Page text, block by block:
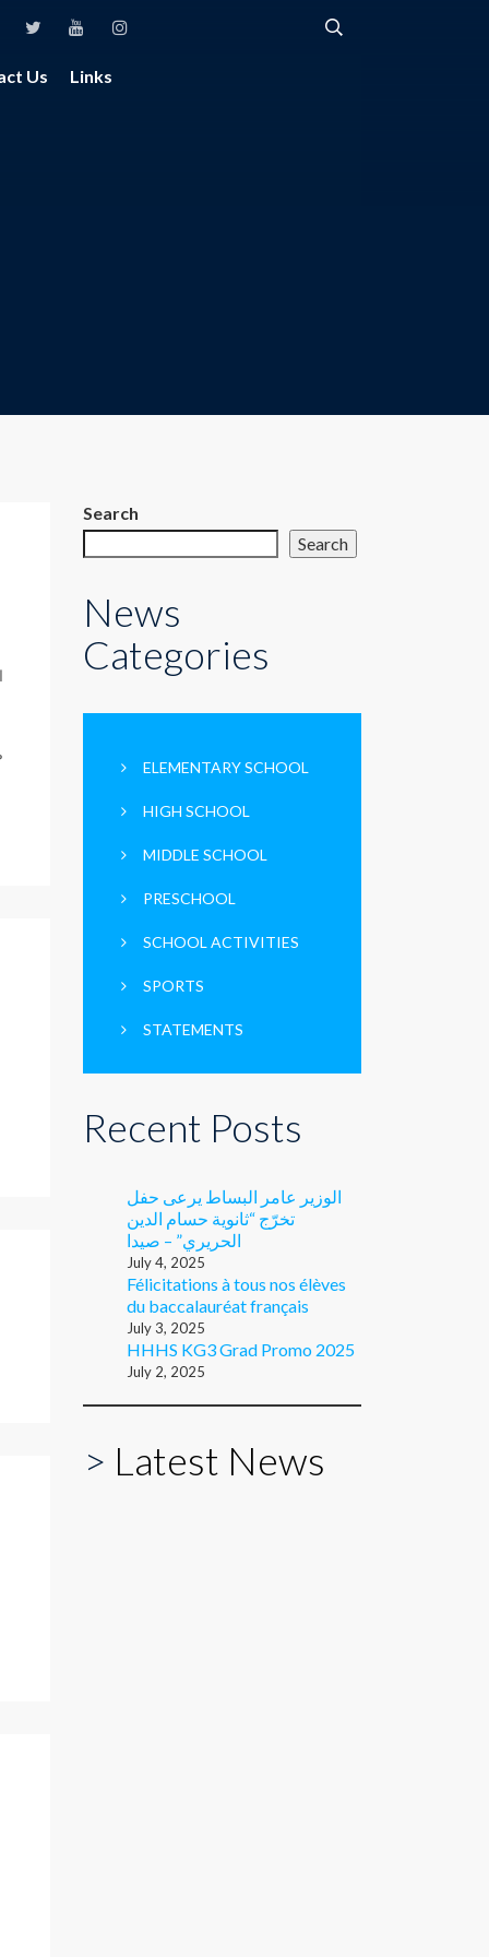
Us Links
Search
Search
News
Categories
ELEMENTARY SCHOOL
HIGH SCHOOL
MIDDLE SCHOOL
PRESCHOOL
SCHOOL ACTIVITIES
SPORTS
STATEMENTS
Recent Posts
الوزير عامر البساط يرعى حفل
تخرّج “ثانوية حسام الدين
الحريري” – صيدا
July 4, 2025
Félicitations à tous nos élèves
du baccalauréat français
July 3, 2025
HHHS KG3 Grad Promo 2025
July 2, 2025
> Latest News